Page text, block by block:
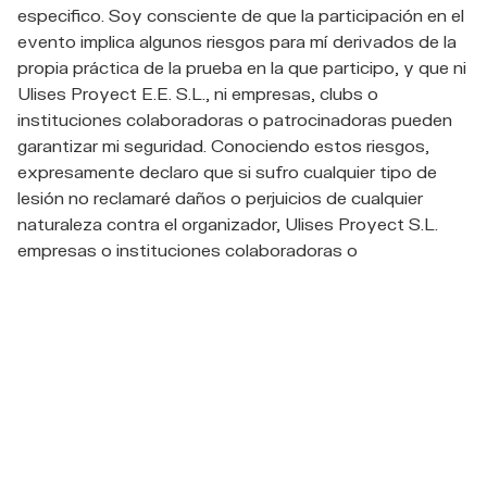
especifico. Soy consciente de que la participación en el
evento implica algunos riesgos para mí derivados de la
propia práctica de la prueba en la que participo, y que ni
Ulises Proyect E.E. S.L., ni empresas, clubs o
instituciones colaboradoras o patrocinadoras pueden
garantizar mi seguridad. Conociendo estos riesgos,
expresamente declaro que si sufro cualquier tipo de
lesión no reclamaré daños o perjuicios de cualquier
naturaleza contra el organizador, Ulises Proyect S.L.
empresas o instituciones colaboradoras o